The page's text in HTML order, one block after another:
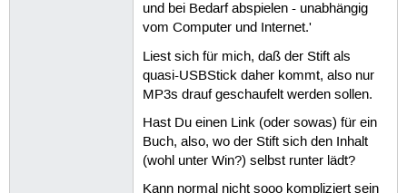
und bei Bedarf abspielen - unabhängig
vom Computer und Internet.'
Liest sich für mich, daß der Stift als
quasi-USBStick daher kommt, also nur
MP3s drauf geschaufelt werden sollen.
Hast Du einen Link (oder sowas) für ein
Buch, also, wo der Stift sich den Inhalt
(wohl unter Win?) selbst runter lädt?
Kann normal nicht sooo kompliziert sein